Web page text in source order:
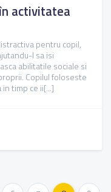
activitatea
pentru copil,
l sa isi
abilitatile sociale si
Copilul foloseste
timp ce ii[...]